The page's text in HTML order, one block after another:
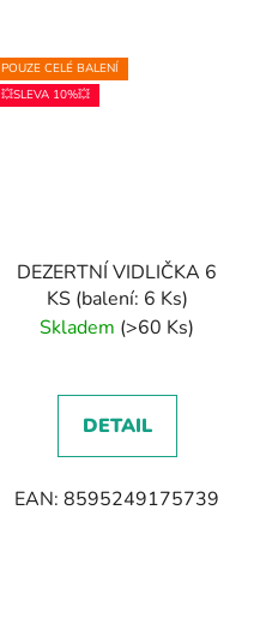
POUZE CELÉ BALENÍ
💥SLEVA 10%💥
DEZERTNÍ VIDLIČKA 6
KS (balení: 6 Ks)
Skladem (>60 Ks)
DETAIL
EAN: 8595249175739